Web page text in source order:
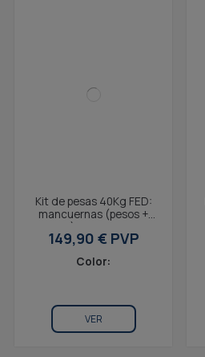
Kit de pesas 40Kg FED:
mancuernas (pesos +
barras) + barra + pesa
rusa
149,90 € PVP
Color:
VER